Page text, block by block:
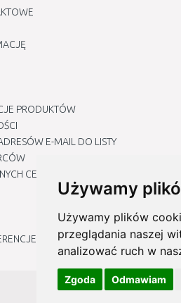
Używamy
Używamy plików
przeglądania naszej
analizować ruch w
Zgoda Odmawiam
PRODUKTÓW
E-MAIL DO LISTY
CENTRÓW SERWISOWYCH
DOTYCZĄCE PLIKÓW